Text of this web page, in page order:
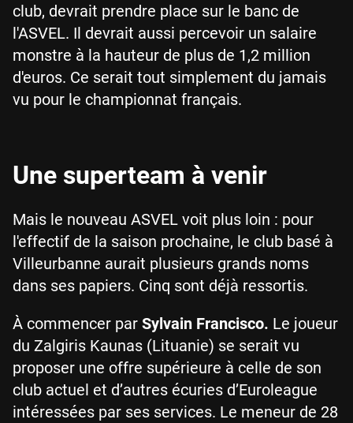
club, devrait prendre place sur le banc de
l'ASVEL. Il devrait aussi percevoir un salaire
monstre à la hauteur de plus de 1,2 million
d'euros. Ce serait tout simplement du jamais
vu pour le championnat français.
Une superteam à venir
Mais le nouveau ASVEL voit plus loin : pour
l'effectif de la saison prochaine, le club basé à
Villeurbanne aurait plusieurs grands noms
dans ses papiers. Cinq sont déjà ressortis.
À commencer par Sylvain Francisco. Le joueur
du Zalgiris Kaunas (Lituanie) se serait vu
proposer une offre supérieure à celle de son
club actuel et d’autres écuries d’Euroleague
intéressées par ses services. Le meneur de 28